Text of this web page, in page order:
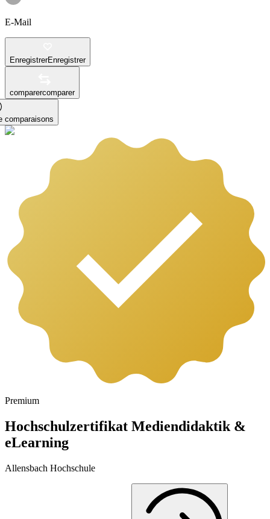
E-Mail
EnregistrerEnregistrer
comparercomparer
comparaisons
Premium
Hochschulzertifikat Mediendidaktik &
eLearning
Allensbach Hochschule